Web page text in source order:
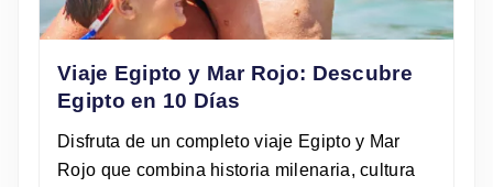
Viaje Egipto y Mar Rojo: Descubre
Egipto en 10 Días
Disfruta de un completo viaje Egipto y Mar
Rojo que combina historia milenaria, cultura